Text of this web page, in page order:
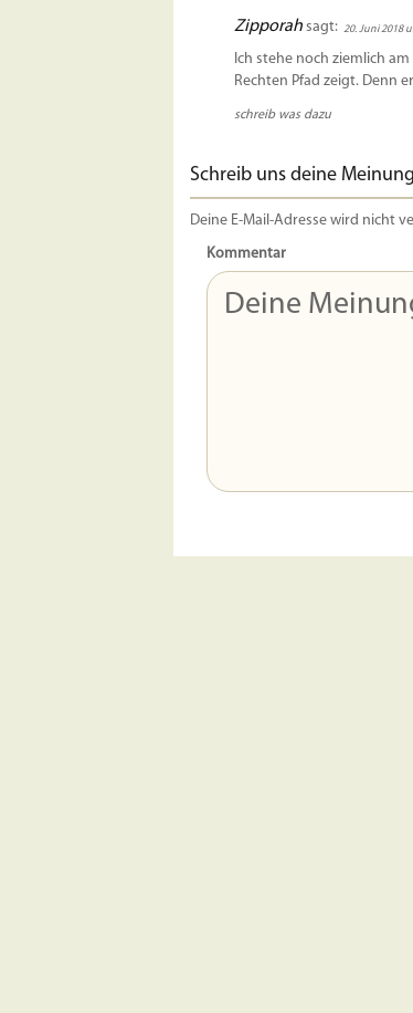
Zipporah sagt: 20. Juni 2018
Ich stehe noch ziemlich
Rechten Pfad zeigt. Denn
schreib was dazu
Schreib uns deine Meinung
Deine E-Mail-Adresse wird nicht
Kommentar